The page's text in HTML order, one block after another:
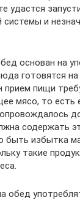
удастся
и
основан на
готовятся
прием пищи
мясо, то есть
содержать
быть избытка
такие
обед